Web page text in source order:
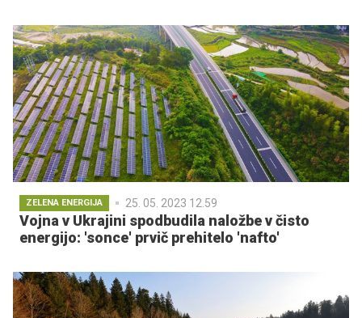
ZELENA ENERGIJA 25. 05. 2023 12.59
Vojna v Ukrajini spodbudila naložbe v čisto
energijo: 'sonce' prvič prehitelo 'nafto'